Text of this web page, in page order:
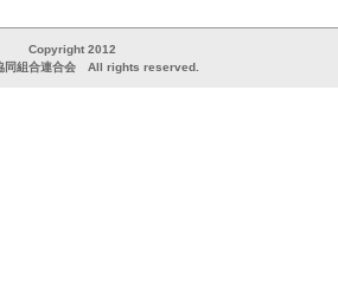
Copyright 2012
同組合連合会 All rights reserved.